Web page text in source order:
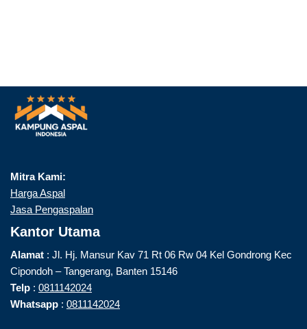
Mitra Kami:
Harga Aspal
Jasa Pengaspalan
Kantor Utama
Alamat : Jl. Hj. Mansur Kav 71 Rt 06 Rw 04 Kel Gondrong Kec
Cipondoh – Tangerang, Banten 15146
Telp : 0811142024
Whatsapp : 0811142024